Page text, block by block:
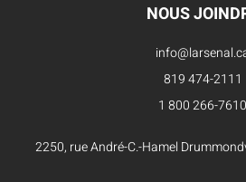
NOUS
819 474-2111
1 800 266-7610
2250, rue André-C.-Hamel